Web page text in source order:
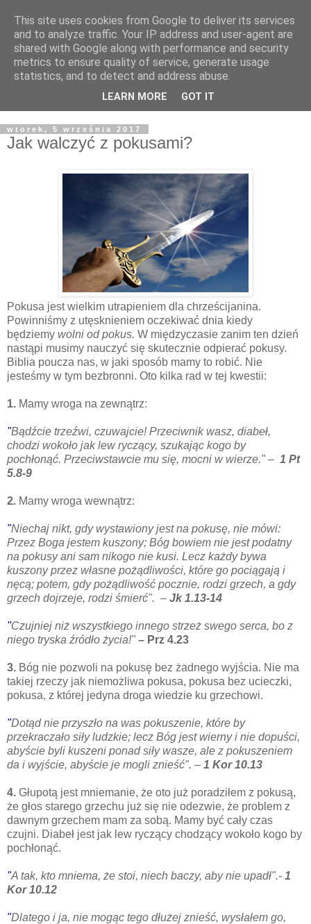
Żyjąc wiarą w REALNYM
świecie
Blog pastora Pawła Bartosika
wtorek, 5 września 2017
Jak walczyć z pokusami?
Pokusa jest wielkim utrapieniem dla chrześcijanina.
Powinniśmy z utęsknieniem oczekiwać dnia kiedy
będziemy wolni od pokus. W międzyczasie zanim ten dzień
nastąpi musimy nauczyć się skutecznie odpierać pokusy.
Biblia poucza nas, w jaki sposób mamy to robić. Nie
jesteśmy w tym bezbronni. Oto kilka rad w tej kwestii:
1. Mamy wroga na zewnątrz:
"Bądźcie trzeźwi, czuwajcie! Przeciwnik wasz, diabeł,
chodzi wokoło jak lew ryczący, szukając kogo by
pochłonąć. Przeciwstawcie mu się, mocni w wierze." – 1 Pt
5.8-9
2. Mamy wroga wewnątrz:
"Niechaj nikt, gdy wystawiony jest na pokusę, nie mówi:
Przez Boga jestem kuszony; Bóg bowiem nie jest podatny
na pokusy ani sam nikogo nie kusi. Lecz każdy bywa
kuszony przez własne pożądliwości, które go pociągają i
nęcą; potem, gdy pożądliwość pocznie, rodzi grzech, a gdy
grzech dojrzeje, rodzi śmierć". – Jk 1.13-14
"Czujniej niż wszystkiego innego strzeż swego serca, bo z
niego tryska źródło życia!" – Prz 4.23
3. Bóg nie pozwoli na pokusę bez żadnego wyjścia. Nie ma
takiej rzeczy jak niemożliwa pokusa, pokusa bez ucieczki,
pokusa, z której jedyna droga wiedzie ku grzechowi.
"Dotąd nie przyszło na was pokuszenie, które by
przekraczało siły ludzkie; lecz Bóg jest wierny i nie dopuści,
abyście byli kuszeni ponad siły wasze, ale z pokuszeniem
da i wyjście, abyście je mogli znieść". – 1 Kor 10.13
4. Głupotą jest mniemanie, że oto już poradziłem z pokusą,
że głos starego grzechu już się nie odezwie, że problem z
dawnym grzechem mam za sobą. Mamy być cały czas
czujni. Diabeł jest jak lew ryczący chodzący wokoło kogo by
pochłonąć.
"A tak, kto mniema, że stoi, niech baczy, aby nie upadł".- 1
Kor 10.12
"Dlatego i ja, nie mogąc tego dłużej znieść, wysłałem go,
This site uses cookies from Google to deliver its services
and to analyze traffic. Your IP address and user-agent are
shared with Google along with performance and security
metrics to ensure quality of service, generate usage
statistics, and to detect and address abuse.
LEARN MORE GOT IT